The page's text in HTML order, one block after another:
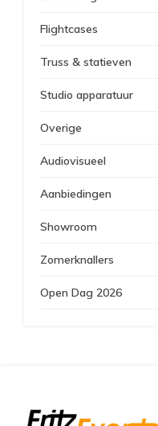
Flightcases
Truss & statieven
Studio apparatuur
Overige
Audiovisueel
Aanbiedingen
Showroom
Zomerknallers
Open Dag 2026